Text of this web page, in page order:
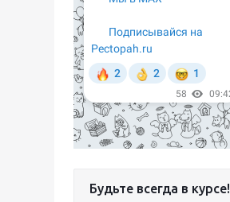
Будьте всегда в курсе!